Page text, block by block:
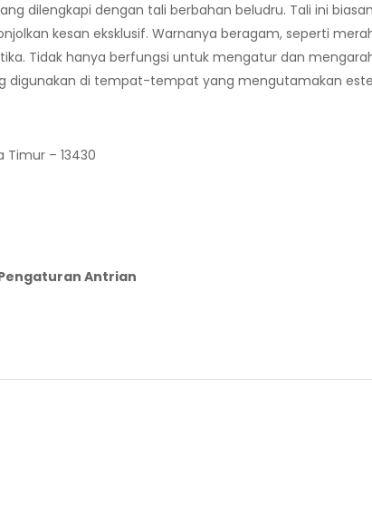
dilengkapi dengan tali berbahan beludru. Tali ini
kesan eksklusif. Warnanya beragam, seperti
Tidak hanya berfungsi untuk mengatur dan
digunakan di tempat-tempat yang mengutamakan
Timur – 13430
Antrian